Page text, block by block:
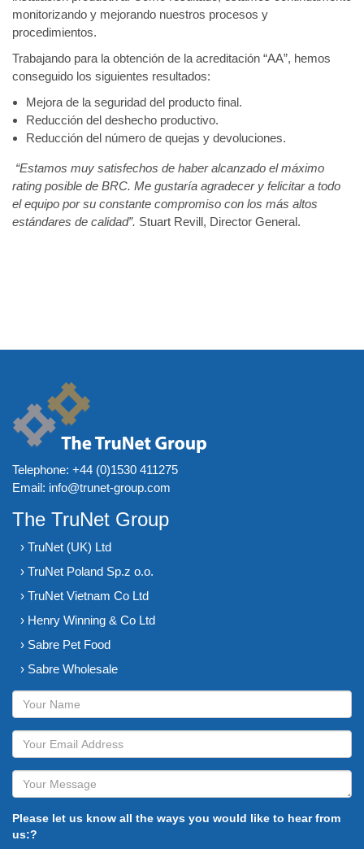
monitorizando y mejorando nuestros procesos y
procedimientos.
Trabajando para la obtención de la acreditación “AA”, hemos
conseguido los siguientes resultados:
Mejora de la seguridad del producto final.
Reducción del deshecho productivo.
Reducción del número de quejas y devoluciones.
“Estamos muy satisfechos de haber alcanzado el máximo
rating posible de BRC. Me gustaría agradecer y felicitar a todo
el equipo por su constante compromiso con los más altos
estándares de calidad”. Stuart Revill, Director General.
Telephone: +44 (0)1530 411275
Email: info@trunet-group.com
The TruNet Group
› TruNet (UK) Ltd
› TruNet Poland Sp.z o.o.
› TruNet Vietnam Co Ltd
› Henry Winning & Co Ltd
› Sabre Pet Food
› Sabre Wholesale
Please let us know all the ways you would like to hear from
us:?